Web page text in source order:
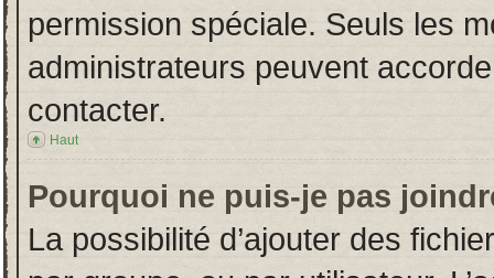
permission spéciale. Seuls les
administrateurs peuvent
contacter.
Haut
Pourquoi ne puis-je pas
La possibilité d’ajouter des